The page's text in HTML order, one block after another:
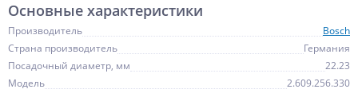
Основные характеристики
Производитель
Bosch
Страна производитель
Германия
Посадочный диаметр, мм
22.23
Модель
2.609.256.330